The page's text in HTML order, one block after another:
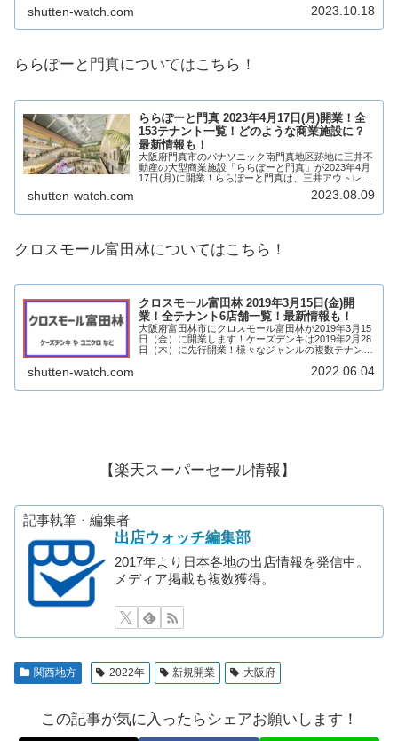
そんな、イオンタウン松原がどのような商...
shutten-watch.com 2023.10.18
ららぽーと門真についてはこちら！
ららぽーと門真 2023年4月17日(月)開業！全
153テナント一覧！どのような商業施設に？
最新情報も！
大阪府門真市のパナソニック南門真地区跡地に三井不
動産の大型商業施設「ららぽーと門真」が2023年4月
17日(月)に開業！ららぽーと門真は、三井アウトレッ
トパーク大阪門真と一体的な商業施設になります。ら
らぽーと門真には、ファッションや雑貨、サ...
shutten-watch.com 2023.08.09
クロスモール富田林についてはこちら！
クロスモール富田林 2019年3月15日(金)開
業！全テナント6店舗一覧！最新情報も！
大阪府富田林市にクロスモール富田林が2019年3月15
日（金）に開業します！ケーズデンキは2019年2月28
日（木）に先行開業！様々なジャンルの複数テナント
た最新情報も含め、クロスモール富田林...
shutten-watch.com 2022.06.04
【楽天スーパーセール情報】
記事執筆・編集者
出店ウォッチ編集部
2017年より日本各地の出店情報を発信中。
メディア掲載も複数獲得。
関西地方 2022年 新規開業 大阪府
この記事が気に入ったらシェアお願いします！